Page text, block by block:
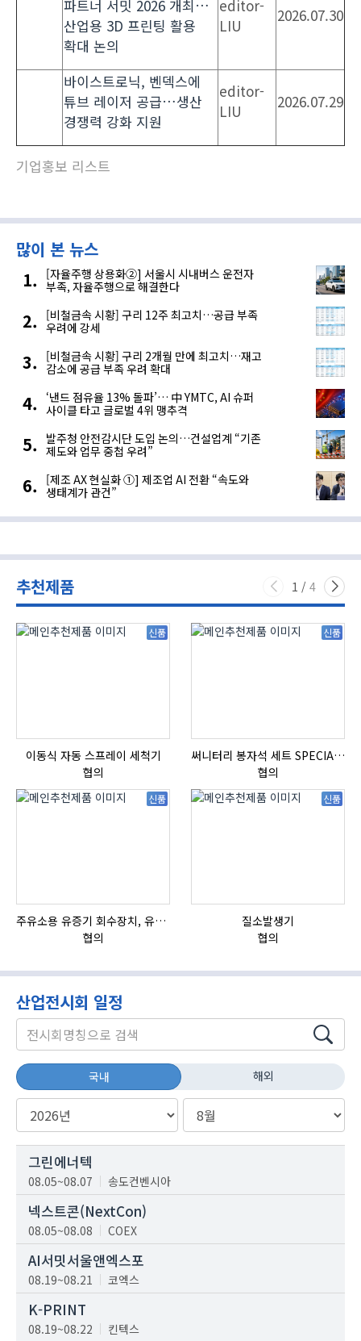
기업홍보 리스트
파트너 서밋 2026 개최…
산업용 3D 프린팅 활용
확대 논의
editor-
LIU
2026.07.30
바이스트로닉, 벤덱스에
튜브 레이저 공급…생산
경쟁력 강화 지원
editor-
LIU
2026.07.29
많이 본 뉴스
[자율주행 상용화②] 서울시 시내버스 운전자
부족, 자율주행으로 해결한다
[비철금속 시황] 구리 12주 최고치…공급 부족
우려에 강세
[비철금속 시황] 구리 2개월 만에 최고치…재고
감소에 공급 부족 우려 확대
‘낸드 점유율 13% 돌파’… 中 YMTC, AI 슈퍼
사이클 타고 글로벌 4위 맹추격
발주청 안전감시단 도입 논의…건설업계 “기존
제도와 업무 중첩 우려”
[제조 AX 현실화 ①] 제조업 AI 전환 “속도와
생태계가 관건”
추천제품 1 / 4
신품
이동식 자동 스프레이 세척기
협의
신품
써니터리 봉자석 세트 SPECIAL , 봉자석 , 자석봉 , 호퍼용자석 , 전자석
협의
신품
주유소용 유증기 회수장치, 유증기 회수장치, 방폭형, 방폭형 유증기 회수장치
협의
신품
질소발생기
협의
산업전시회 일정
국내 해외
그린에너텍
08.05~08.07 송도컨벤시아
넥스트콘(NextCon)
08.05~08.08 COEX
AI서밋서울앤엑스포
08.19~08.21 코엑스
K-PRINT
08.19~08.22 킨텍스